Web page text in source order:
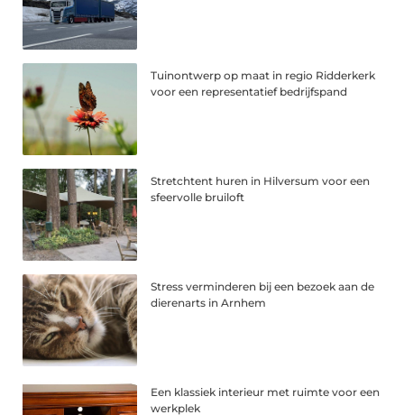
Tuinontwerp op maat in regio Ridderkerk
voor een representatief bedrijfspand
Stretchtent huren in Hilversum voor een
sfeervolle bruiloft
Stress verminderen bij een bezoek aan de
dierenarts in Arnhem
Een klassiek interieur met ruimte voor een
werkplek